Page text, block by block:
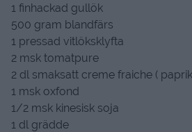
1 finhackad gullök
500 gram blandfärs
1 pressad vitlöksklyfta
2 msk tomatpure
2 dl smaksatt creme fraiche (
1 msk oxfond
1/2 msk kinesisk soja
1 dl grädde